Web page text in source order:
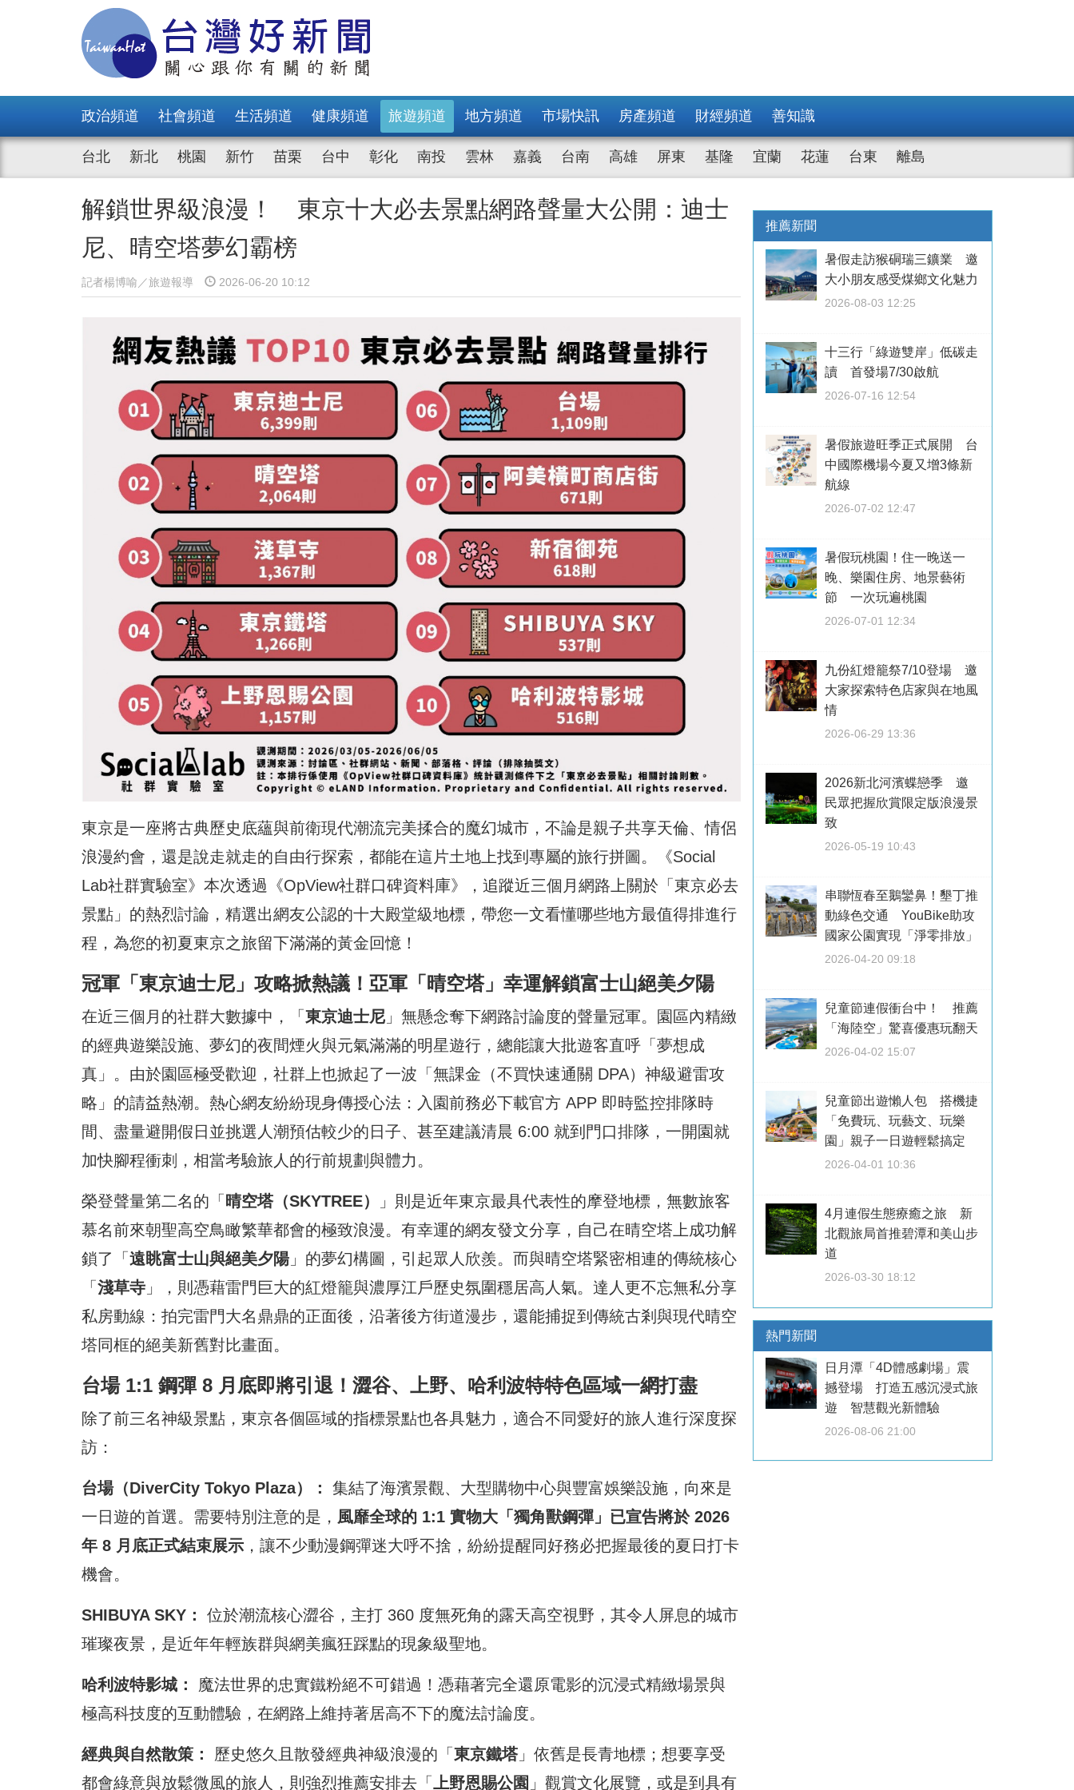
政治頻道 社會頻道 生活頻道 健康頻道 旅遊頻道 地方頻道 市場快訊 房產頻道 財經頻道 善知識
台北 新北 桃園 新竹 苗栗 台中 彰化 南投 雲林 嘉義 台南 高雄 屏東 基隆 宜蘭 花蓮 台東 離島
解鎖世界級浪漫！ 東京十大必去景點網路聲量大公開：迪士
尼、晴空塔夢幻霸榜
記者楊博喻／旅遊報導 2026-06-20 10:12
東京是一座將古典歷史底蘊與前衛現代潮流完美揉合的魔幻城市，不論是親子共享天倫、情侶
浪漫約會，還是說走就走的自由行探索，都能在這片土地上找到專屬的旅行拼圖。《Social
Lab社群實驗室》本次透過《OpView社群口碑資料庫》，追蹤近三個月網路上關於「東京必去
景點」的熱烈討論，精選出網友公認的十大殿堂級地標，帶您一文看懂哪些地方最值得排進行
程，為您的初夏東京之旅留下滿滿的黃金回憶！
冠軍「東京迪士尼」攻略掀熱議！亞軍「晴空塔」幸運解鎖富士山絕美夕陽
在近三個月的社群大數據中，「東京迪士尼 」無懸念奪下網路討論度的聲量冠軍。園區內精緻
的經典遊樂設施、夢幻的夜間煙火與元氣滿滿的明星遊行，總能讓大批遊客直呼「夢想成
真」。由於園區極受歡迎，社群上也掀起了一波「無課金（不買快速通關 DPA）神級避雷攻
略」的請益熱潮。熱心網友紛紛現身傳授心法：入園前務必下載官方 APP 即時監控排隊時
間、盡量避開假日並挑選人潮預估較少的日子、甚至建議清晨 6:00 就到門口排隊，一開園就
加快腳程衝刺，相當考驗旅人的行前規劃與體力。
榮登聲量第二名的「晴空塔（SKYTREE）
」則是近年東京最具代表性的摩登地標，無數旅客
慕名前來朝聖高空鳥瞰繁華都會的極致浪漫。有幸運的網友發文分享，自己在晴空塔上成功解
鎖了「遠眺富士山與絕美夕陽 」的夢幻構圖，引起眾人欣羨。而與晴空塔緊密相連的傳統核心
「淺草寺 」，則憑藉雷門巨大的紅燈籠與濃厚江戶歷史氛圍穩居高人氣。達人更不忘無私分享
私房動線：拍完雷門大名鼎鼎的正面後，沿著後方街道漫步，還能捕捉到傳統古剎與現代晴空
塔同框的絕美新舊對比畫面。
台場 1:1 鋼彈 8 月底即將引退！澀谷、上野、哈利波特特色區域一網打盡
除了前三名神級景點，東京各個區域的指標景點也各具魅力，適合不同愛好的旅人進行深度探
訪：
台場（DiverCity Tokyo Plaza）：
集結了海濱景觀、大型購物中心與豐富娛樂設施，向來是
一日遊的首選。需要特別注意的是， 風靡全球的 1:1 實物大「獨角獸鋼彈」已宣告將於 2026
年 8 月底正式結束展示 ，讓不少動漫鋼彈迷大呼不捨，紛紛提醒同好務必把握最後的夏日打卡
機會。
SHIBUYA SKY：
位於潮流核心澀谷，主打 360 度無死角的露天高空視野，其令人屏息的城市
璀璨夜景，是近年年輕族群與網美瘋狂踩點的現象級聖地。
哈利波特影城：
魔法世界的忠實鐵粉絕不可錯過！憑藉著完全還原電影的沉浸式精緻場景與
極高科技度的互動體驗，在網路上維持著居高不下的魔法討論度。
經典與自然散策： 歷史悠久且散發經典神級浪漫的「東京鐵塔 」依舊是長青地標；想要享受
都會綠意與放鬆微風的旅人，則強烈推薦安排去「上野恩賜公園 」觀賞文化展覽，或是到具有
推薦新聞
暑假走訪猴硐瑞三鑛業 邀
大小朋友感受煤鄉文化魅力
2026-08-03 12:25
十三行「綠遊雙岸」低碳走
讀 首發場7/30啟航
2026-07-16 12:54
暑假旅遊旺季正式展開 台
中國際機場今夏又增3條新
航線
2026-07-02 12:47
暑假玩桃園！住一晚送一
晚、樂園住房、地景藝術
節 一次玩遍桃園
2026-07-01 12:34
九份紅燈籠祭7/10登場 邀
大家探索特色店家與在地風
情
2026-06-29 13:36
2026新北河濱蝶戀季 邀
民眾把握欣賞限定版浪漫景
致
2026-05-19 10:43
串聯恆春至鵝鑾鼻！墾丁推
動綠色交通 YouBike助攻
國家公園實現「淨零排放」
2026-04-20 09:18
兒童節連假衝台中！ 推薦
「海陸空」驚喜優惠玩翻天
2026-04-02 15:07
兒童節出遊懶人包 搭機捷
「免費玩、玩藝文、玩樂
園」親子一日遊輕鬆搞定
2026-04-01 10:36
4月連假生態療癒之旅 新
北觀旅局首推碧潭和美山步
道
2026-03-30 18:12
熱門新聞
日月潭「4D體感劇場」震
撼登場 打造五感沉浸式旅
遊 智慧觀光新體驗
2026-08-06 21:00